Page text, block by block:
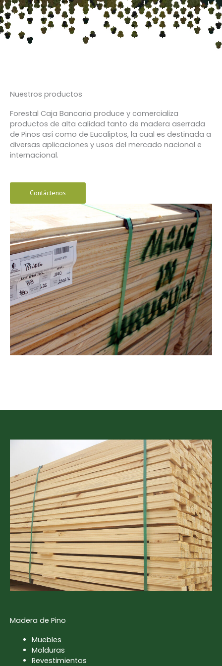
Nuestros productos
Forestal Caja Bancaria produce y comercializa
productos de alta calidad tanto de madera aserrada
de Pinos así como de Eucaliptos, la cual es destinada a
diversas aplicaciones y usos del mercado nacional e
internacional.
Contáctenos
Madera de Pino
Muebles
Molduras
Revestimientos